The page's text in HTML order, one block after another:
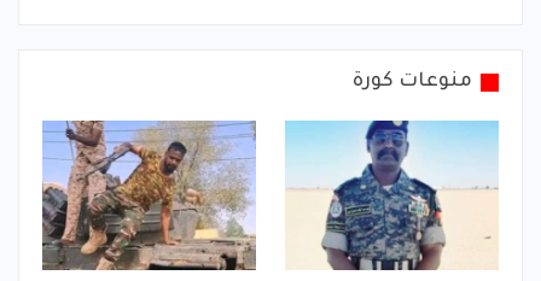
منوعات كورة